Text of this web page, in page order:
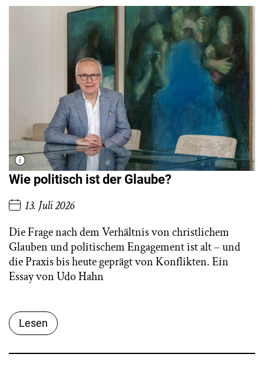
Wie politisch ist der Glaube?
13. Juli 2026
Die Frage nach dem Verhältnis von christlichem
Glauben und politischem Engagement ist alt – und
die Praxis bis heute geprägt von Konflikten. Ein
Essay von Udo Hahn
Lesen